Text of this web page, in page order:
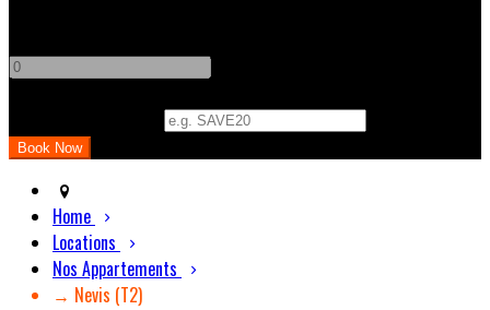
Home
Locations
Nos Appartements
→ Nevis (T2)